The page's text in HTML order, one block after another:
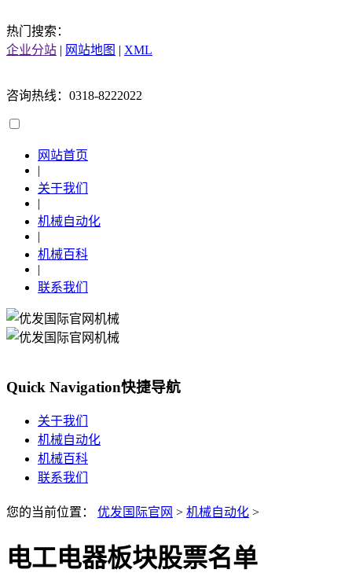
热门搜索：
企业分站 | 网站地图 | XML
咨询热线：0318-8222022
网站首页
|
关于我们
|
机械自动化
|
机械百科
|
联系我们
Quick Navigation快捷导航
关于我们
机械自动化
机械百科
联系我们
您的当前位置： 优发国际官网 > 机械自动化 >
电工电器板块股票名单